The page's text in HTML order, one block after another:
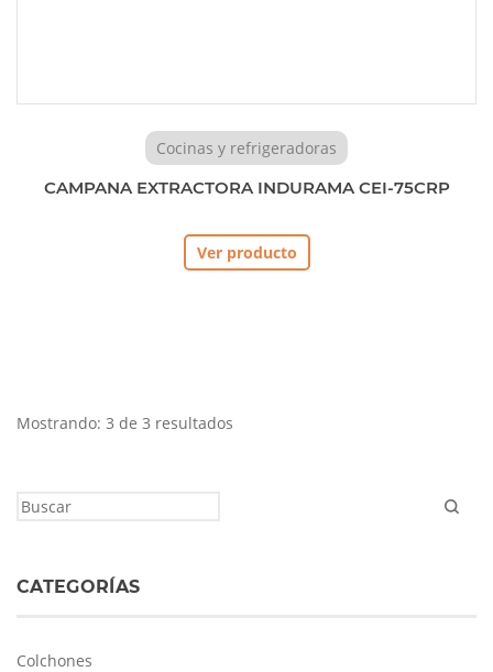
Cocinas y refrigeradoras
CAMPANA EXTRACTORA INDURAMA CEI-75CRP
Ver producto
Mostrando: 3 de 3 resultados
CATEGORÍAS
Colchones